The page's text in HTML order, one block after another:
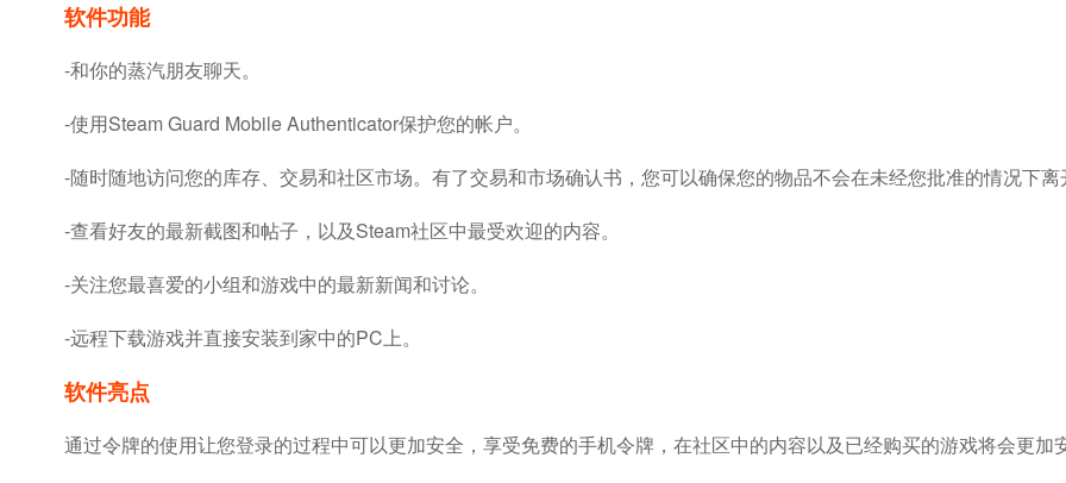
软件功能
-和你的蒸汽朋友聊天。
-使用Steam Guard Mobile Authenticator保护您的帐户。
-随时随地访问您的库存、交易和社区市场。有了交易和市场确认书，您可以确保您的物品不会在未经您批准的情况下离
-查看好友的最新截图和帖子，以及Steam社区中最受欢迎的内容。
-关注您最喜爱的小组和游戏中的最新新闻和讨论。
-远程下载游戏并直接安装到家中的PC上。
软件亮点
通过令牌的使用让您登录的过程中可以更加安全，享受免费的手机令牌，在社区中的内容以及已经购买的游戏将会更加安